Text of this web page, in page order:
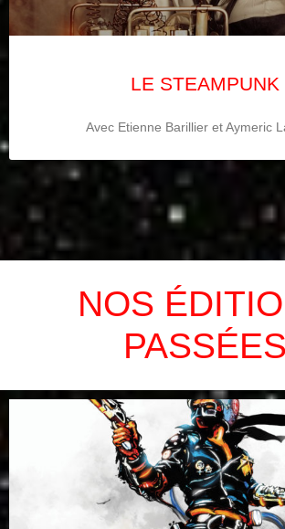
LE STEAMPUNK
Avec Etienne Barillier et Aymeric
NOS
PASSÉES